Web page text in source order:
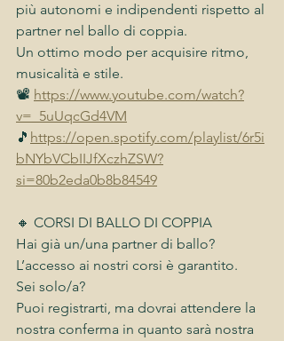
più autonomi e indipendenti rispetto al
partner nel ballo di coppia.
Un ottimo modo per acquisire ritmo,
musicalità e stile.
📽 https://www.youtube.com/watch?
v=_5uUqcGd4VM
🎵 https://open.spotify.com/playlist/6r5i
bNYbVCbIIJfXczhZSW?
si=80b2eda0b8b84549
🔸 CORSI DI BALLO DI COPPIA
Hai già un/una partner di ballo?
L’accesso ai nostri corsi è garantito.
Sei solo/a?
Puoi registrarti, ma dovrai attendere la
nostra conferma in quanto sarà nostra